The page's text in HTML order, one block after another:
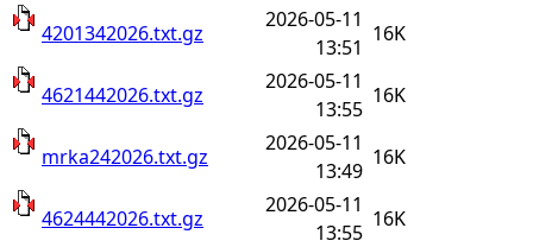
4201342026.txt.gz
2026-05-11
13:51
16K
4621442026.txt.gz
2026-05-11
13:55
16K
mrka242026.txt.gz
2026-05-11
13:49
16K
4624442026.txt.gz
2026-05-11
13:55
16K